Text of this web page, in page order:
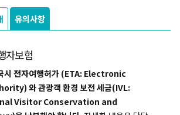
유의사항
자보험
시 전자여행허가 (ETA: Electronic
와 관광객 환경 보전 세금(IVL:
Visitor Conservation and